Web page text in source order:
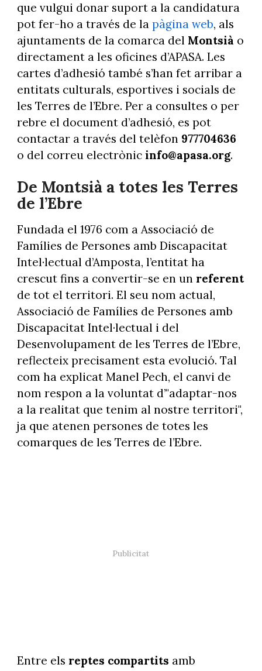
que vulgui donar suport a la candidatura
pot fer-ho a través de la pàgina web, als
ajuntaments de la comarca del Montsià o
directament a les oficines d’APASA. Les
cartes d’adhesió també s’han fet arribar a
entitats culturals, esportives i socials de
les Terres de l’Ebre. Per a consultes o per
rebre el document d’adhesió, es pot
contactar a través del telèfon 977704636
o del correu electrònicinfo@apasa.org.
De Montsià a totes les Terres
de l’Ebre
Fundada el 1976 com a Associació de
Famílies de Persones amb Discapacitat
Intel·lectual d’Amposta, l’entitat ha
crescut fins a convertir-se en un referent
de tot el territori. El seu nom actual,
Associació de Famílies de Persones amb
Discapacitat Intel·lectual i del
Desenvolupament de les Terres de l’Ebre,
reflecteix precisament esta evolució. Tal
com ha explicat Manel Pech, el canvi de
nom respon a la voluntat d’"adaptar-nos
a la realitat que tenim al nostre territori",
ja que atenen persones de totes les
comarques de les Terres de l’Ebre.
Entre els reptes compartits amb